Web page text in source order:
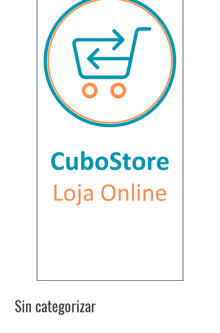
Sin categorizar